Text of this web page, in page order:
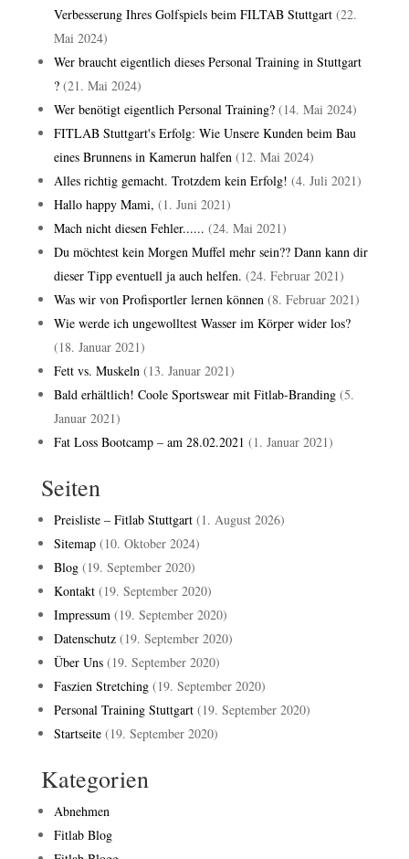
Verbesserung Ihres Golfspiels beim FILTAB Stuttgart (22.
Mai 2024)
Wer braucht eigentlich dieses Personal Training in Stuttgart
? (21. Mai 2024)
Wer benötigt eigentlich Personal Training? (14. Mai 2024)
FITLAB Stuttgart's Erfolg: Wie Unsere Kunden beim Bau
eines Brunnens in Kamerun halfen (12. Mai 2024)
Alles richtig gemacht. Trotzdem kein Erfolg! (4. Juli 2021)
Hallo happy Mami, (1. Juni 2021)
Mach nicht diesen Fehler...... (24. Mai 2021)
Du möchtest kein Morgen Muffel mehr sein?? Dann kann dir
dieser Tipp eventuell ja auch helfen. (24. Februar 2021)
Was wir von Profisportler lernen können (8. Februar 2021)
Wie werde ich ungewolltest Wasser im Körper wider los?
(18. Januar 2021)
Fett vs. Muskeln (13. Januar 2021)
Bald erhältlich! Coole Sportswear mit Fitlab-Branding (5.
Januar 2021)
Fat Loss Bootcamp – am 28.02.2021 (1. Januar 2021)
Seiten
Preisliste – Fitlab Stuttgart (1. August 2026)
Sitemap (10. Oktober 2024)
Blog (19. September 2020)
Kontakt (19. September 2020)
Impressum (19. September 2020)
Datenschutz (19. September 2020)
Über Uns (19. September 2020)
Faszien Stretching (19. September 2020)
Personal Training Stuttgart (19. September 2020)
Startseite (19. September 2020)
Kategorien
Abnehmen
Fitlab Blog